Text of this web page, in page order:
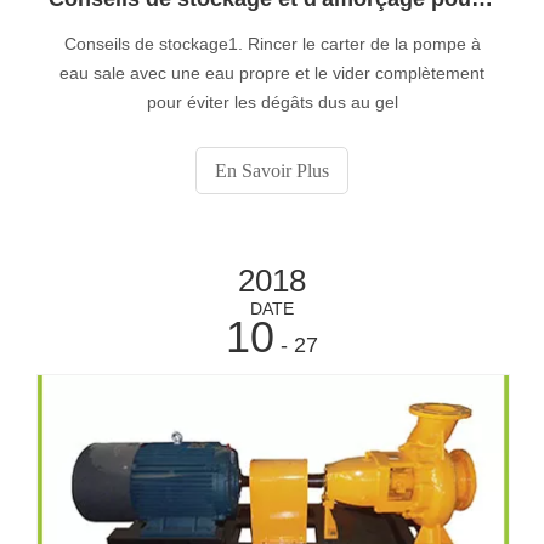
Conseils de stockage1. Rincer le carter de la pompe à
eau sale avec une eau propre et le vider complètement
pour éviter les dégâts dus au gel
En Savoir Plus
2018
DATE
10 - 27